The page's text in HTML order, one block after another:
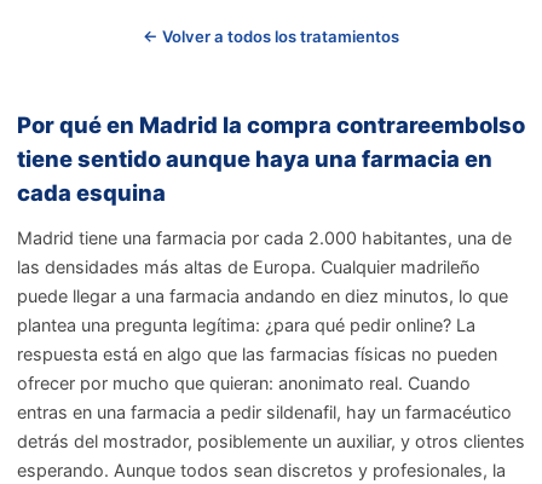
← Volver a todos los tratamientos
Por qué en Madrid la compra contrareembolso
tiene sentido aunque haya una farmacia en
cada esquina
Madrid tiene una farmacia por cada 2.000 habitantes, una de
las densidades más altas de Europa. Cualquier madrileño
puede llegar a una farmacia andando en diez minutos, lo que
plantea una pregunta legítima: ¿para qué pedir online? La
respuesta está en algo que las farmacias físicas no pueden
ofrecer por mucho que quieran: anonimato real. Cuando
entras en una farmacia a pedir sildenafil, hay un farmacéutico
detrás del mostrador, posiblemente un auxiliar, y otros clientes
esperando. Aunque todos sean discretos y profesionales, la